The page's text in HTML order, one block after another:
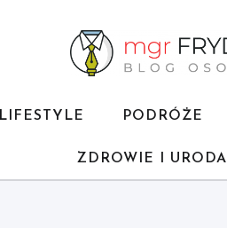
LIFESTYLE PODRÓŻE
ZDROWIE I URODA